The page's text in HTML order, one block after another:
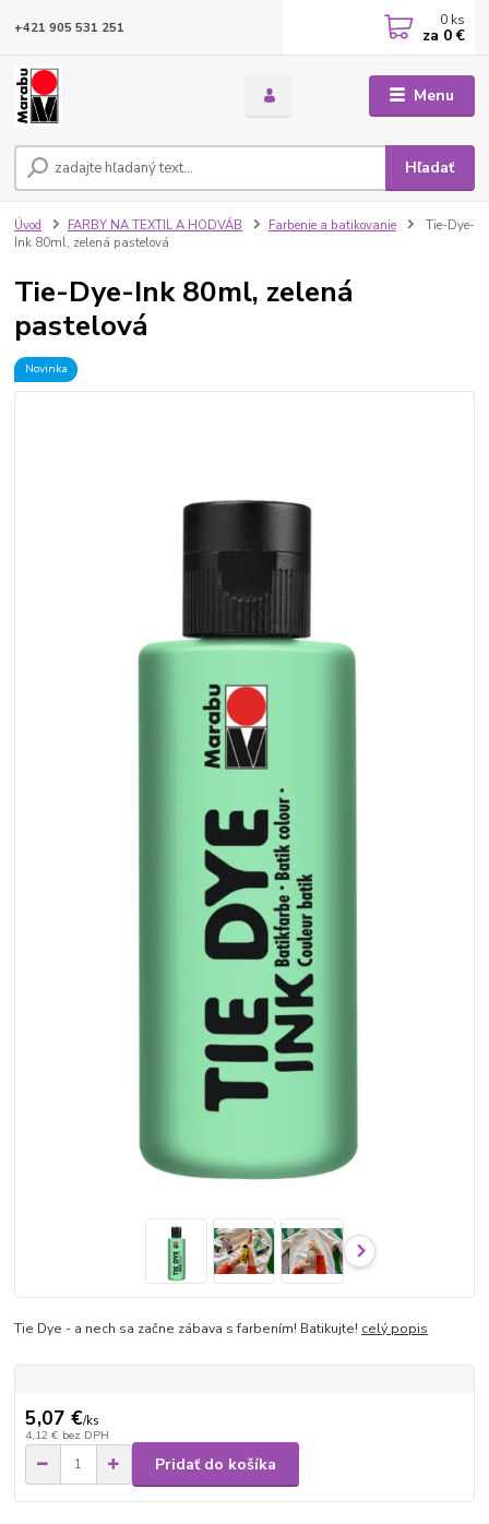
Menu
Hľadať
+421 905 531 251 0 ks
za 0 €
Úvod FARBY NA TEXTIL A HODVÁB Farbenie a batikovanie
Tie-Dye-
Ink 80ml, zelená pastelová
Tie-Dye-Ink 80ml, zelená
pastelová
Novinka
Tie Dye - a nech sa začne zábava s farbením! Batikujte! celý popis
5,07 €/ks
4,12 € bez DPH
Pridať do košíka